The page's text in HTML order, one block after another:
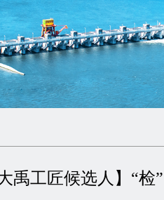
大禹工匠候选人】“